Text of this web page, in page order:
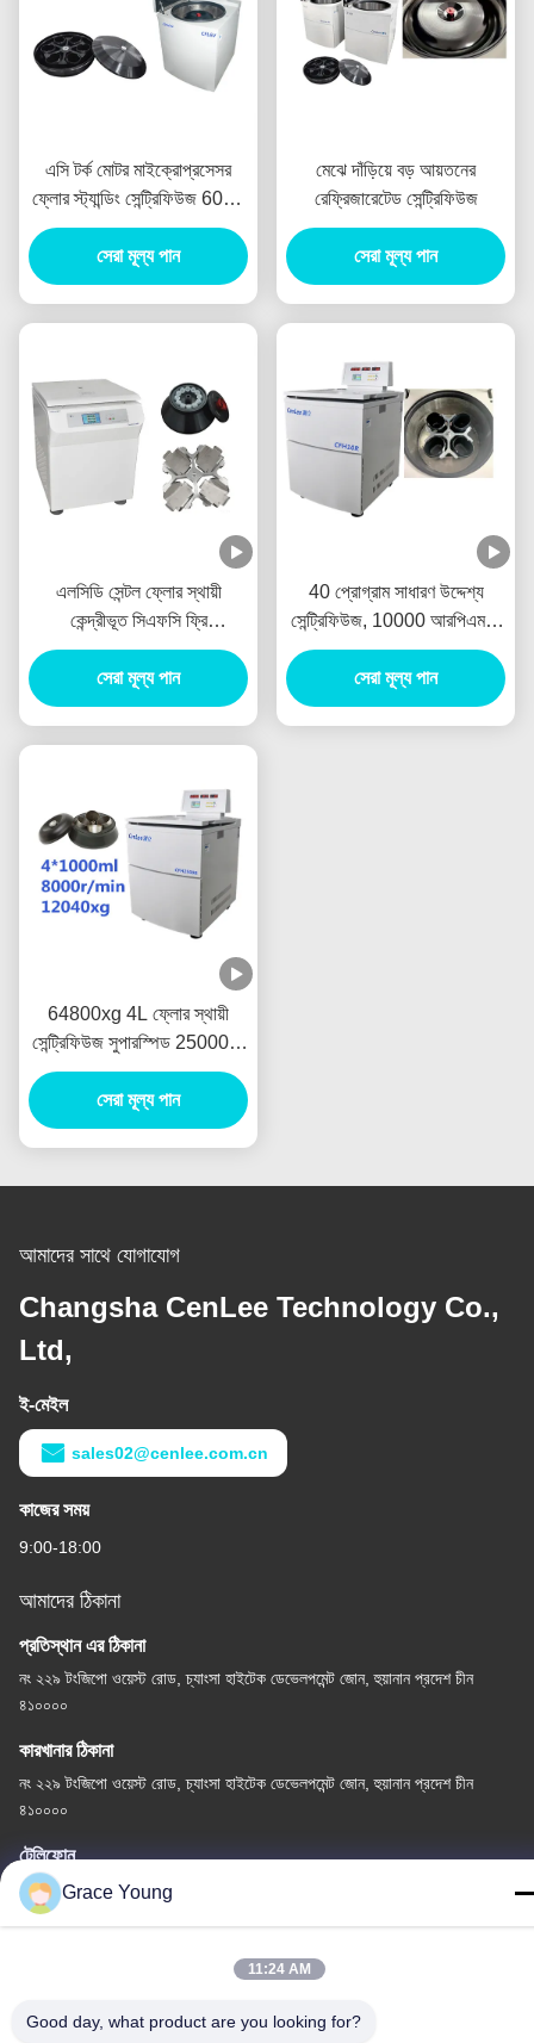
এসি টর্ক মোটর মাইক্রোপ্রসেসর
ফ্লোর স্ট্যান্ডিং সেন্ট্রিফিউজ 6000
মিলি
সেরা মূল্য পান
মেঝে দাঁড়িয়ে বড় আয়তনের
রেফ্রিজারেটেড সেন্ট্রিফিউজ
সেরা মূল্য পান
এলসিডি সেন্টল ফ্লোর স্থায়ী
কেন্দ্রীভূত সিএফসি ফ্রি
রেফ্রিজারেশন 23000RPM
সেরা মূল্য পান
40 প্রোগ্রাম সাধারণ উদ্দেশ্য
সেন্ট্রিফিউজ, 10000 আরপিএম 3
এ 3 ফেজ ফ্লোর মডেল সেন্ট্রিফিউজ
সেরা মূল্য পান
64800xg 4L ফ্লোর স্থায়ী
সেন্ট্রিফিউজ সুপারস্পিড 25000r /
ন্যূনতম ভারসাম্য সুরক্ষা
সেরা মূল্য পান
আমাদের সাথে যোগাযোগ
Changsha CenLee Technology Co.,
Ltd,
ই-মেইল
sales02@cenlee.com.cn
কাজের সময়
9:00-18:00
আমাদের ঠিকানা
প্রতিস্থান এর ঠিকানা
নং ২২৯ টংজিপো ওয়েস্ট রোড, চ্যাংসা হাইটেক ডেভেলপমেন্ট জোন, হুয়ানান প্রদেশ চীন
৪১০০০০
কারখানার ঠিকানা
নং ২২৯ টংজিপো ওয়েস্ট রোড, চ্যাংসা হাইটেক ডেভেলপমেন্ট জোন, হুয়ানান প্রদেশ চীন
৪১০০০০
টেলিফোন
0086-185-6947-4156
চীন ভালো গুণমান পিআরপি সেন্ট্রিফিউজ সরবরাহকারী। কপিরাইট © -2026 Changsha
Grace Young
11:24 AM
Good day, what product are you looking for?